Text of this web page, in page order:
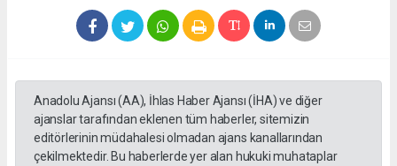
Anadolu Ajansı (AA), İhlas Haber Ajansı (İHA) ve diğer
ajanslar tarafından eklenen tüm haberler, sitemizin
editörlerinin müdahalesi olmadan ajans kanallarından
çekilmektedir. Bu haberlerde yer alan hukuki muhataplar